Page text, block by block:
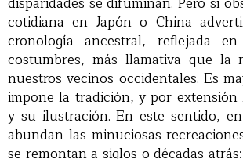
cotidiana en Japón o China
cronología ancestral, reflejada
costumbres, más llamativa que la
nuestros vecinos occidentales. Es
impone la tradición, y por extensión
y su ilustración. En este sentido,
abundan las minuciosas
se remontan a siglos o décadas